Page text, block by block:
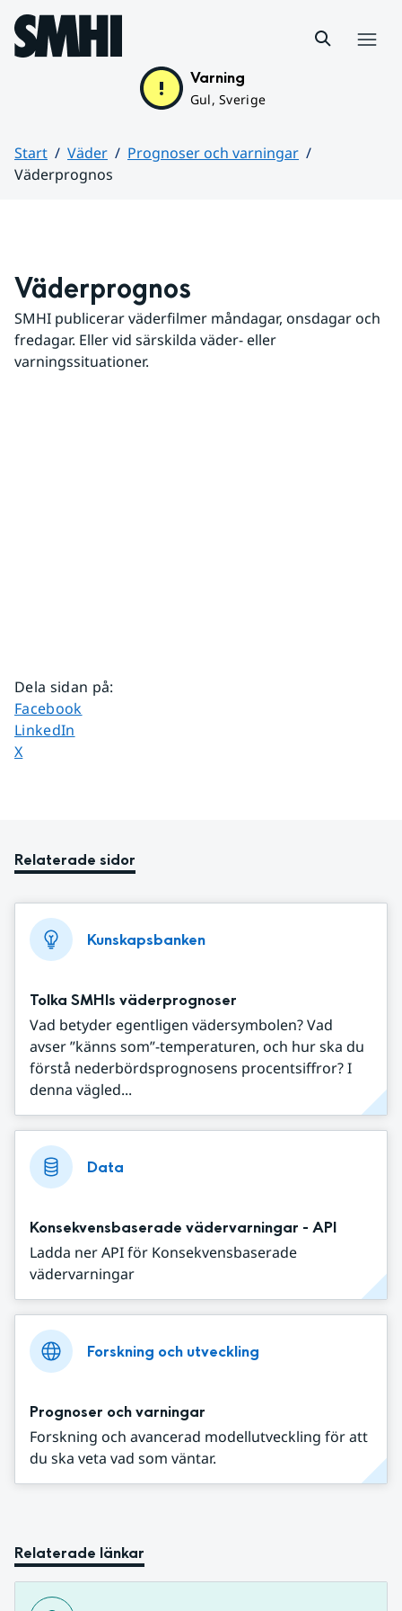
Hoppa till sidans innehåll
Varning
Gul, Sverige
Start Väder
Prognoser och varningar
Väderprognos
Väderprognos
SMHI publicerar väderfilmer måndagar, onsdagar och
fredagar. Eller vid särskilda väder- eller
varningssituationer.
Dela sidan på:
Dela sidan på
Facebook
Dela sidan på
LinkedIn
Dela sidan på
X
Relaterade sidor
Kunskapsbanken
Tolka SMHIs väderprognoser
Vad betyder egentligen vädersymbolen? Vad
avser ”känns som”-temperaturen, och hur ska du
förstå nederbördsprognosens procentsiffror? I
denna vägled...
Data
Konsekvensbaserade vädervarningar - API
Ladda ner API för Konsekvensbaserade
vädervarningar
Forskning och utveckling
Prognoser och varningar
Forskning och avancerad modellutveckling för att
du ska veta vad som väntar.
Relaterade länkar